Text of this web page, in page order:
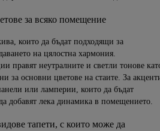
за всяко помещение
които да бъдат подходящи за
на цялостна хармония.
правят неутралните и светли тонове
за основни цветове на стаите. За
или ламперии, които да бъдат
добавят лека динамика в помещението.
тапети, с които може да